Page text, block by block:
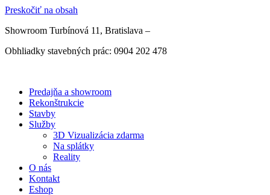
Preskočiť na obsah
Showroom Turbínová 11, Bratislava –
Obhliadky stavebných prác: 0904 202 478
Predajňa a showroom
Rekonštrukcie
Stavby
Služby
3D Vizualizácia zdarma
Na splátky
Reality
O nás
Kontakt
Eshop